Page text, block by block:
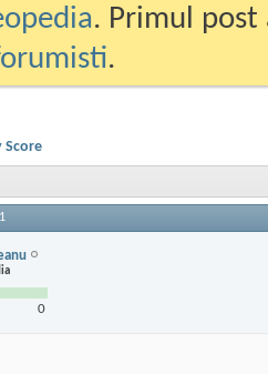
. Primul
.
Score
0